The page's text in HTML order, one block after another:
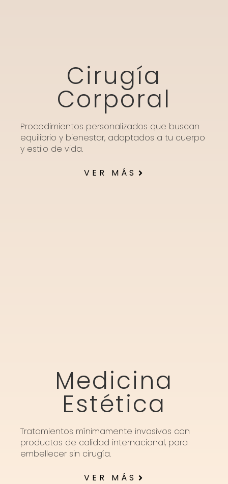
Cirugía
Corporal
Procedimientos personalizados que buscan
equilibrio y bienestar, adaptados a tu cuerpo
y estilo de vida.
VER MÁS
Medicina
Estética
Tratamientos mínimamente invasivos con
productos de calidad internacional, para
embellecer sin cirugía.
VER MÁS